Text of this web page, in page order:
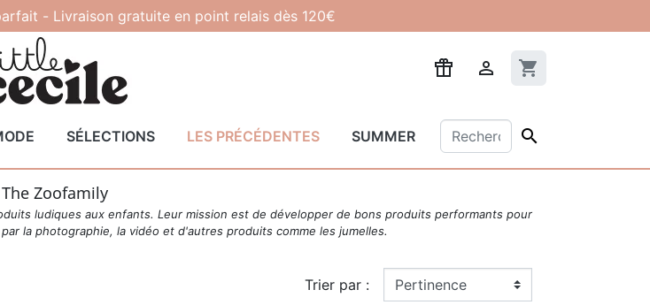
- Livraison gratuite en point relais dès 120€
 shopping_cart
SÉLECTIONS LES PRÉCÉDENTES SUMMER 
The Zoofamily
ludiques aux enfants. Leur mission est de développer de bons produits performants pour
la photographie, la vidéo et d'autres produits comme les jumelles.
Trier par :